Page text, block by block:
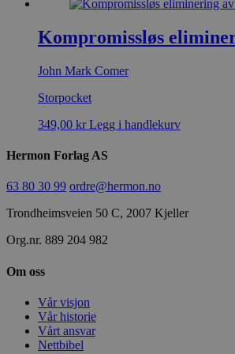
Kompromissløs
John Mark Comer
Storpocket
349,00 kr Legg i handlekurv
Hermon Forlag AS
63 80 30 99 ordre@hermon.no
Trondheimsveien 50 C, 2007 Kjeller
Org.nr. 889 204 982
Om oss
Vår visjon
Vår historie
Vårt ansvar
Nettbibel